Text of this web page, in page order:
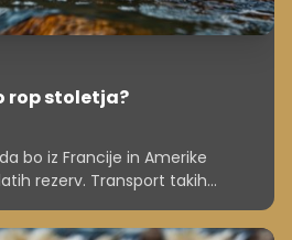
rop stoletja?
bo iz Francije in Amerike
rezerv. Transport takih
varnostni zalogaj, saj je
organiziranih kriminalnih